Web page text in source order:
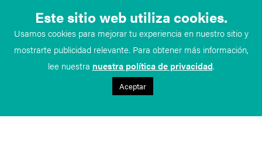
Este sitio web utiliza cookies.
Usamos cookies para mejorar tu experiencia en nuestro sitio y
mostrarte publicidad relevante. Para obtener más información,
lee nuestra nuestra política de privacidad.
Aceptar